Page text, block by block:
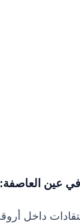
عين العاصفة:
داخل